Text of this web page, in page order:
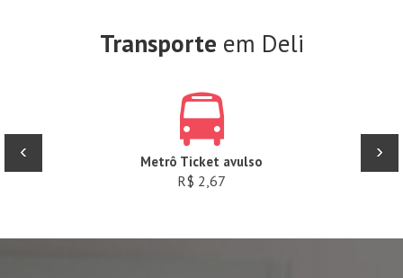
Transporte em Deli
Metrô Ticket avulso
R$ 2,67
‹ ›